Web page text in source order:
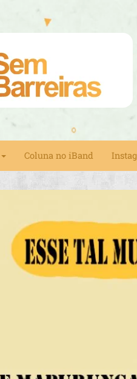
Coluna no iBand